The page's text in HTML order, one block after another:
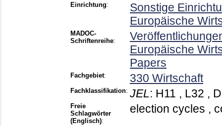
Einrichtung:
Sonstige
Europäische
MADOC-
Schriftenreihe:
Europäische
Papers
Fachgebiet: 330 Wirtschaft
Fachklassifikation: JEL: H11 , L32 ,
Freie
Schlagwörter
(Englisch):
election cycles ,